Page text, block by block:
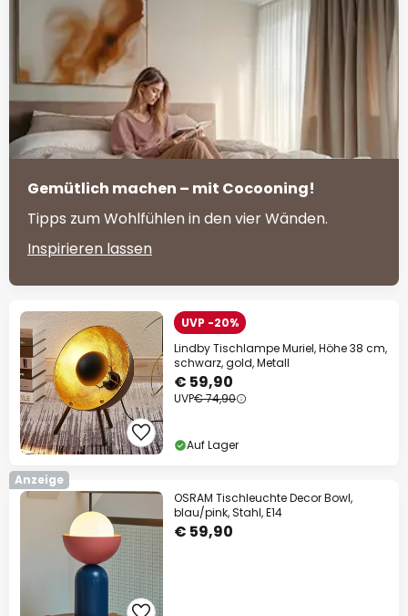
Gemütlich machen – mit Cocooning!
Tipps zum Wohlfühlen in den vier Wänden.
Inspirieren lassen
UVP -20%
Lindby Tischlampe Muriel, Höhe 38 cm,
schwarz, gold, Metall
€ 59,90
UVP€ 74,90
Auf Lager
Anzeige
OSRAM Tischleuchte Decor Bowl,
blau/pink, Stahl, E14
€ 59,90